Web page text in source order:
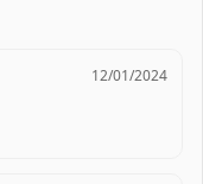
12/01/2024